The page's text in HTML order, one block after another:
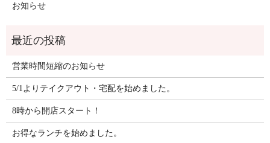
お知らせ
営業時間短縮のお知らせ
5/1よりテイクアウト・宅配を始めました。
8時から開店スタート！
お得なランチを始めました。